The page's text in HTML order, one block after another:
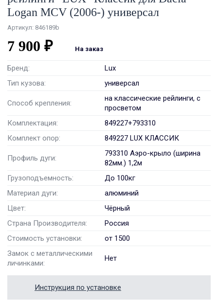
Logan MCV (2006-) универсал
Артикул: 846189b
7 900 ₽ На заказ
Бренд:
Lux
Тип кузова:
универсал
Способ крепления:
на классические рейлинги, с
просветом
Комплектация:
849227+793310
Комплект опор:
849227 LUX КЛАССИК
Профиль дуги:
793310 Аэро-крыло (ширина
82мм.) 1,2м
Грузоподъемность:
До 100кг
Материал дуги:
алюминий
Цвет:
Чёрный
Страна Производителя:
Россия
Стоимость установки:
от 1500
Замок с металлическими
личинками:
Нет
Инструкция по установке